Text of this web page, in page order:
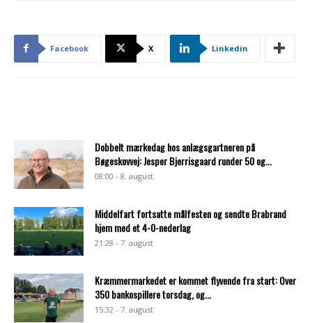
Facebook X Linkedin
Dobbelt mærkedag hos anlægsgartneren på
Bøgeskovvej: Jesper Bjerrisgaard runder 50 og...
08:00 - 8. august
Middelfart fortsatte målfesten og sendte Brabrand
hjem med et 4-0-nederlag
21:28 - 7. august
Kræmmermarkedet er kommet flyvende fra start: Over
350 bankospillere torsdag, og...
15:32 - 7. august